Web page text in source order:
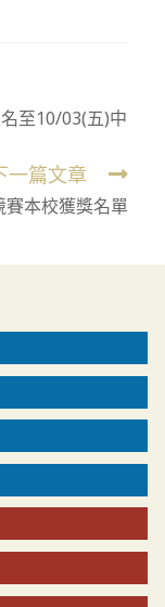
至10/03(五)中
一篇文章
賽本校獲獎名單